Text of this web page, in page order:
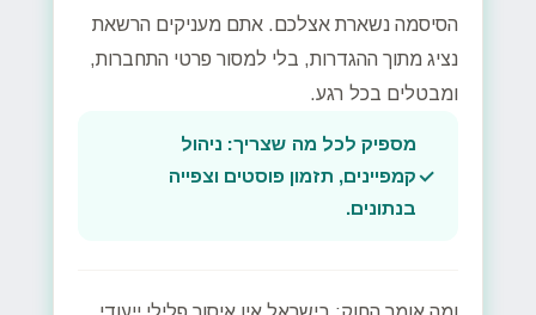
הסיסמה נשארת אצלכם. אתם מעניקים הרשאת
נציג מתוך ההגדרות, בלי למסור פרטי התחברות,
ומבטלים בכל רגע.
מספיק לכל מה שצריך: ניהול
קמפיינים, תזמון פוסטים וצפייה
בנתונים.